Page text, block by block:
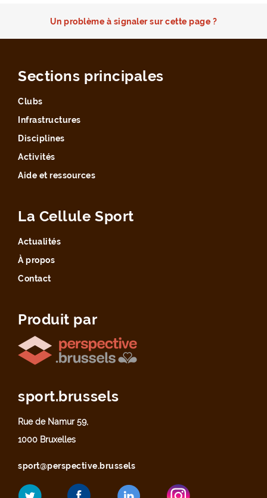
Un problème à signaler sur cette page ?
Sections principales
Clubs
Infrastructures
Disciplines
Activités
Aide et ressources
La Cellule Sport
Actualités
À propos
Contact
Produit par
sport.brussels
Rue de Namur 59,
1000 Bruxelles
sport@perspective.brussels